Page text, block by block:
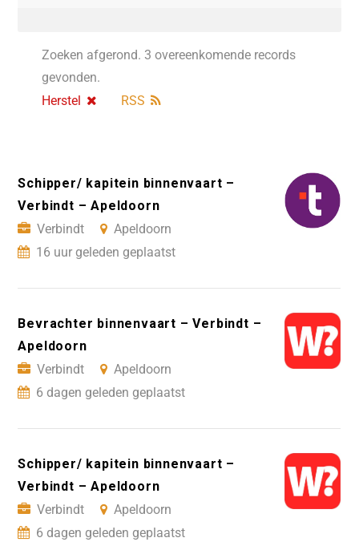
Zoeken afgerond. 3 overeenkomende records
gevonden.
Herstel
RSS
Schipper/ kapitein binnenvaart –
Verbindt – Apeldoorn
Verbindt
Apeldoorn
16 uur geleden geplaatst
Bevrachter binnenvaart – Verbindt –
Apeldoorn
Verbindt
Apeldoorn
6 dagen geleden geplaatst
Schipper/ kapitein binnenvaart –
Verbindt – Apeldoorn
Verbindt
Apeldoorn
6 dagen geleden geplaatst